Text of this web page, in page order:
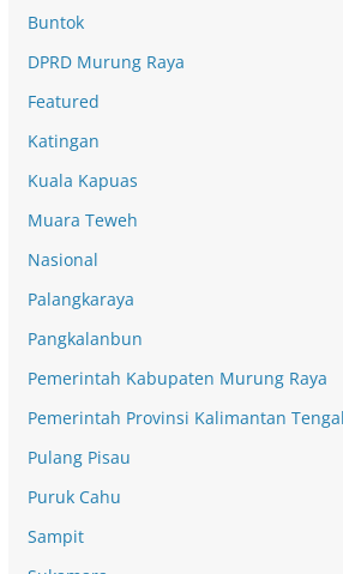
Buntok
DPRD Murung Raya
Featured
Katingan
Kuala Kapuas
Muara Teweh
Nasional
Palangkaraya
Pangkalanbun
Pemerintah Kabupaten Murung Raya
Pemerintah Provinsi Kalimantan
Pulang Pisau
Puruk Cahu
Sampit